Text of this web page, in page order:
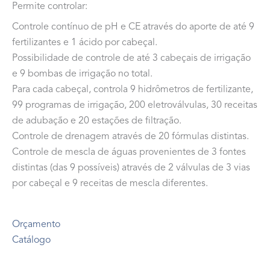
Permite controlar:
Controle contínuo de pH e CE através do aporte de até 9
fertilizantes e 1 ácido por cabeçal.
Possibilidade de controle de até 3 cabeçais de irrigação
e 9 bombas de irrigação no total.
Para cada cabeçal, controla 9 hidrômetros de fertilizante,
99 programas de irrigação, 200 eletroválvulas, 30 receitas
de adubação e 20 estações de filtração.
Controle de drenagem através de 20 fórmulas distintas.
Controle de mescla de águas provenientes de 3 fontes
distintas (das 9 possíveis) através de 2 válvulas de 3 vias
por cabeçal e 9 receitas de mescla diferentes.
Orçamento
Catálogo